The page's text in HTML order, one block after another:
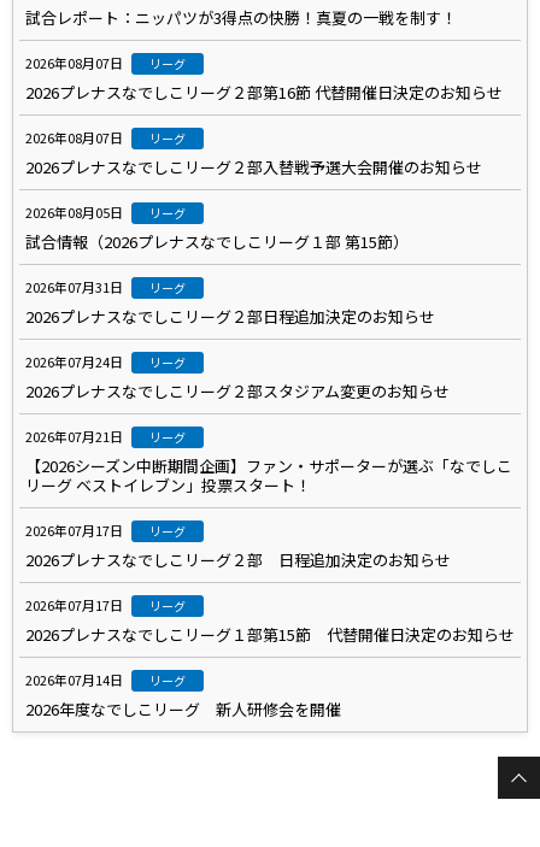
試合レポート：ニッパツが3得点の快勝！真夏の一戦を制す！
2026年08月07日 リーグ
2026プレナスなでしこリーグ２部第16節 代替開催日決定のお知らせ
2026年08月07日 リーグ
2026プレナスなでしこリーグ２部入替戦予選大会開催のお知らせ
2026年08月05日 リーグ
試合情報（2026プレナスなでしこリーグ１部 第15節）
2026年07月31日 リーグ
2026プレナスなでしこリーグ２部日程追加決定のお知らせ
2026年07月24日 リーグ
2026プレナスなでしこリーグ２部スタジアム変更のお知らせ
2026年07月21日 リーグ
【2026シーズン中断期間企画】ファン・サポーターが選ぶ「なでしこ
リーグ ベストイレブン」投票スタート！
2026年07月17日 リーグ
2026プレナスなでしこリーグ２部 日程追加決定のお知らせ
2026年07月17日 リーグ
2026プレナスなでしこリーグ１部第15節 代替開催日決定のお知らせ
2026年07月14日 リーグ
2026年度なでしこリーグ 新人研修会を開催